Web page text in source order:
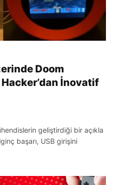
Doom
İnovatif
geliştirdiği bir açıkla
başarı, USB girişini